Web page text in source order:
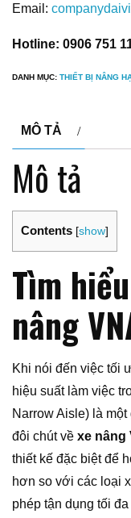
Email:
Hotline: 0906 751
DANH MỤC: THIẾT BỊ NÂNG
MÔ TẢ
Mô tả
Contents [show]
Tìm
nâng
Khi nói đến việc tối
hiệu suất làm việc
Narrow Aisle) là
đôi chút về xe nâng
thiết kế đặc biệt để
hơn so với các loại
phép tận dụng tối